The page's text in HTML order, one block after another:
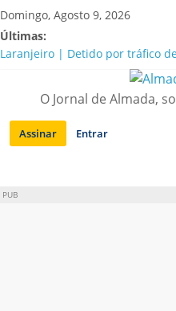
Saltar
para
conteúdo
Domingo, Agosto 9, 2026
Últimas:
Laranjeiro | Detido por tráfico
A “crise” da água em Almada:
Costa da Caparica | Polícia
irregularidades em habitações e
APA diz que falta de água em
O Jornal de Almada,
Assinar Entrar
PUB